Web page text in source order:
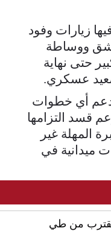
زيارات وفود
ووساطة
حتى نهاية
أي خطوات
قسد التزامها
المهلة غير
ميدانية في
نقترب من طي